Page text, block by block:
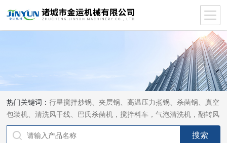
热门关键词：行星搅拌炒锅、夹层锅、高温压力煮锅、杀菌锅、真空
包装机、清洗风干线、巴氏杀菌机，搅拌料车，气泡清洗机，翻转风
干机